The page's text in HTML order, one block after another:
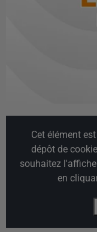
Cet élément
dépôt de
souhaitez
en